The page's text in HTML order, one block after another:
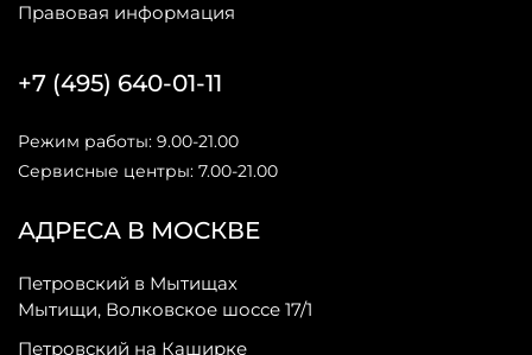
Правовая информация
АДРЕСА В МОСКВЕ
Петровский в Мытищах
Мытищи, Волковское шоссе 17/1
Петровский на Каширке
+7 (495) 640-01-11
Режим работы: 9.00-21.00
Сервисные центры: 7.00-21.00